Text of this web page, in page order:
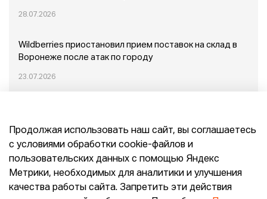
28.07.2026
Wildberries приостановил прием поставок на склад в
Воронеже после атак по городу
23.07.2026
Конец эпохи маркетплейсов: прогнозы сооснователя
Mr.Doors Максима Валецкого
Продолжая использовать наш сайт, вы соглашаетесь
с условиями обработки cookie-файлов и
пользовательских данных с помощью Яндекс
Метрики, необходимых для аналитики и улучшения
качества работы сайта. Запретить эти действия